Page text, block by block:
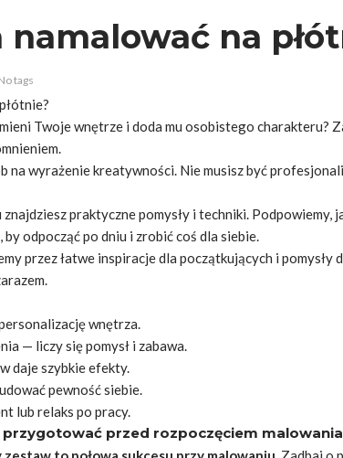
namalować na
tags
Twoje wnętrze i doda mu osobistego charakteru?
na wyrażenie kreatywności. Nie musisz być
praktyczne pomysły i techniki. Podpowiemy,
odpocząć po dniu i zrobić coś dla siebie.
przez łatwe inspiracje dla początkujących i
wnętrza.
— liczy się pomysł i zabawa.
daje szybkie efekty.
pewność siebie.
lub relaks po pracy.
przed rozpoczęciem malowania